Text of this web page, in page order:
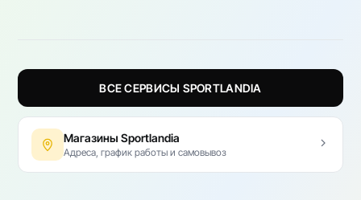
ВСЕ СЕРВИСЫ SPORTLANDIA
Магазины Sportlandia
Адреса, график работы и самовывоз